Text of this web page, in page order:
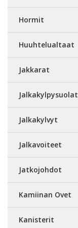
Hormit
Huuhtelualtaat
Jakkarat
Jalkakylpysuolat
Jalkakylvyt
Jalkavoiteet
Jatkojohdot
Kamiinan Ovet
Kanisterit